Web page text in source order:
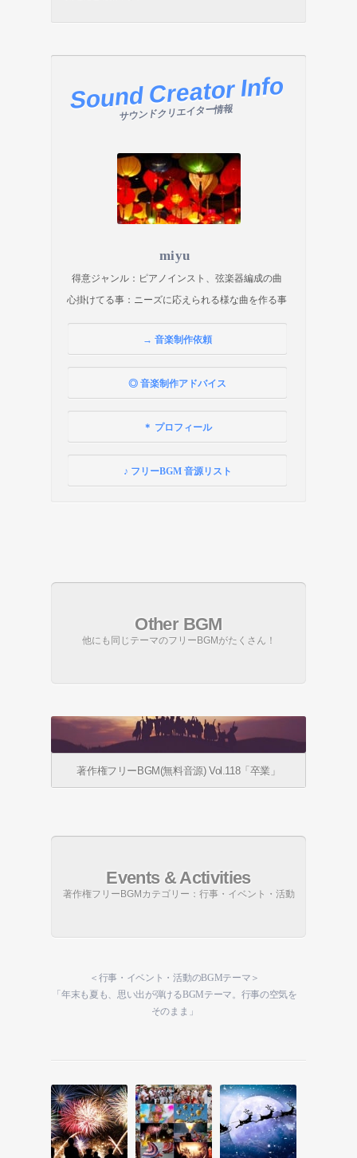
Sound Creator Info
サウンドクリエイター情報
miyu
得意ジャンル：ピアノインスト、弦楽器編成の曲
心掛けてる事：ニーズに応えられる様な曲を作る事
→ 音楽制作依頼
◎ 音楽制作アドバイス
＊ プロフィール
♪ フリーBGM 音源リスト
Other BGM
他にも同じテーマのフリーBGMがたくさん！
著作権フリーBGM(無料音源) Vol.118「卒業」
Events & Activities
著作権フリーBGMカテゴリー：行事・イベント・活動
＜行事・イベント・活動のBGMテーマ＞
「年末も夏も、思い出が弾けるBGMテーマ。行事の空気を
そのまま」